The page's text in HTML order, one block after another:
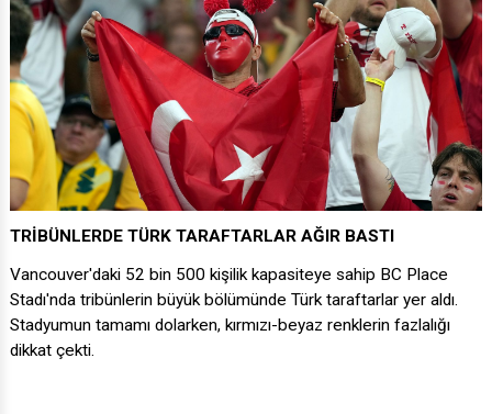
TRİBÜNLERDE TÜRK TARAFTARLAR AĞIR BASTI
Vancouver'daki 52 bin 500 kişilik kapasiteye sahip BC Place
Stadı'nda tribünlerin büyük bölümünde Türk taraftarlar yer aldı.
Stadyumun tamamı dolarken, kırmızı-beyaz renklerin fazlalığı
dikkat çekti.